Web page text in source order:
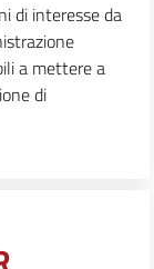
di interesse da
a mettere a
di